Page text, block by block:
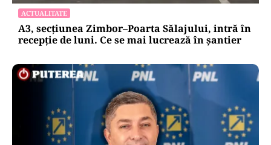
ACTUALITATE
A3, secțiunea Zimbor–Poarta Sălajului, intră în
recepție de luni. Ce se mai lucrează în șantier